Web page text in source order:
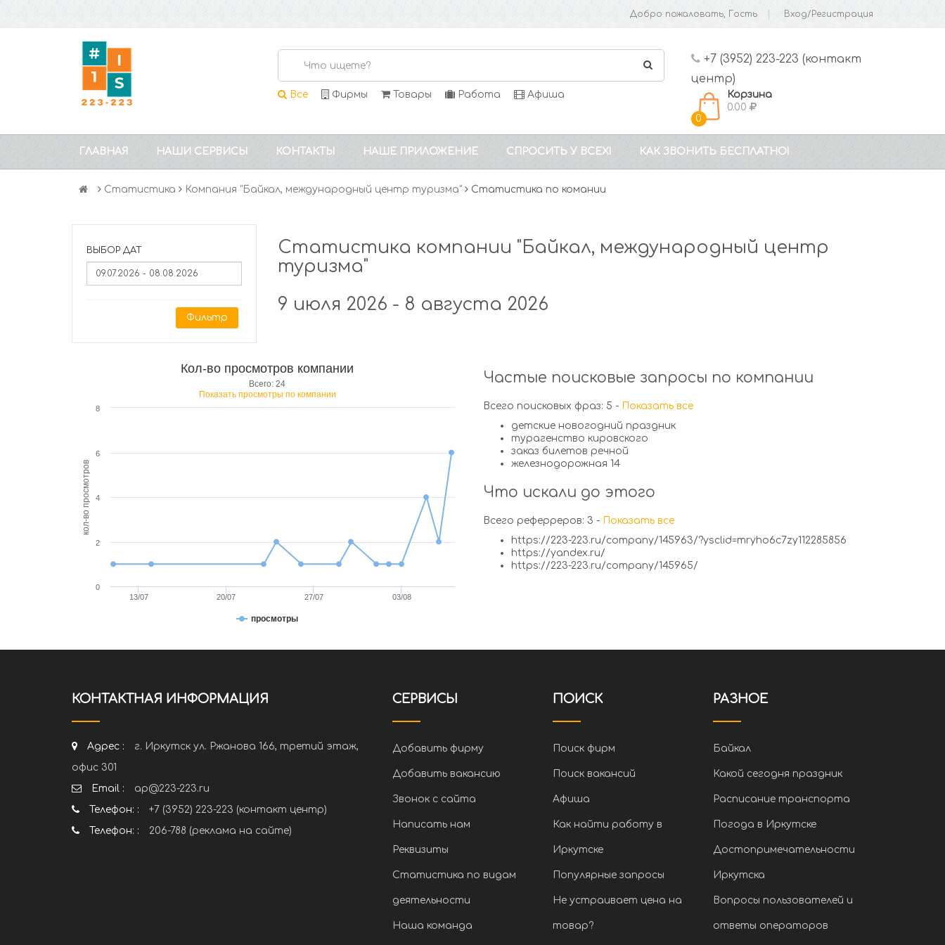
Добро пожаловать, Гость Вход/Регистрация
Все Фирмы Товары Работа Афиша
+7 (3952) 223-223 (контакт
центр)
0
Корзина
0.00
ГЛАВНАЯ НАШИ СЕРВИСЫ КОНТАКТЫ НАШЕ ПРИЛОЖЕНИЕ СПРОСИТЬ У ВСЕХ! КАК ЗВОНИТЬ БЕСПЛАТНО!
Статистика Компания "Байкал, международный центр туризма" Статистика по комании
ВЫБОР ДАТ
Фильтр
Статистика компании "Байкал, международный центр
туризма"
9 июля 2026 - 8 августа 2026
кол-во просмотров
Кол-во просмотров компании
Всего: 24
Показать просмотры по компании
просмотры
13/07 20/07 27/07 03/08
0
2
4
6
8
Частые поисковые запросы по компании
Всего поисковых фраз: 5 - Показать все
детские новогодний праздник
турагенство кировского
заказ билетов речной
железнодорожная 14
Что искали до этого
Всего реферреров: 3 - Показать все
https://223-223.ru/company/145963/?ysclid=mryho6c7zy112285856
https://yandex.ru/
https://223-223.ru/company/145965/
КОНТАКТНАЯ ИНФОРМАЦИЯ
Адрес :
г. Иркутск ул. Ржанова 166, третий этаж,
офис 301
Email :
ap@223-223.ru
Телефон: :
+7 (3952) 223-223 (контакт центр)
Телефон: :
206-788 (реклама на сайте)
СЕРВИСЫ
Добавить фирму
Добавить вакансию
Звонок с сайта
Написать нам
Реквизиты
Статистика по видам
деятельности
Наша команда
ПОИСК
Поиск фирм
Поиск вакансий
Афиша
Как найти работу в
Иркутске
Популярные запросы
Не устраивает цена на
товар?
РАЗНОЕ
Байкал
Какой сегодня праздник
Расписание транспорта
Погода в Иркутске
Достопримечательности
Иркутска
Вопросы пользователей и
ответы операторов